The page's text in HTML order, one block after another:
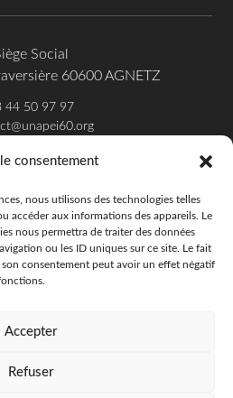
consentement
nous utilisons des technologies telles
accéder aux informations des appareils. Le
nous permettra de traiter des données
ou les ID uniques sur ce site. Le fait
consentement peut avoir un effet négatif
Accepter
Refuser
Social
60600 AGNETZ
44 50 97 97
de l'Oise - 2018